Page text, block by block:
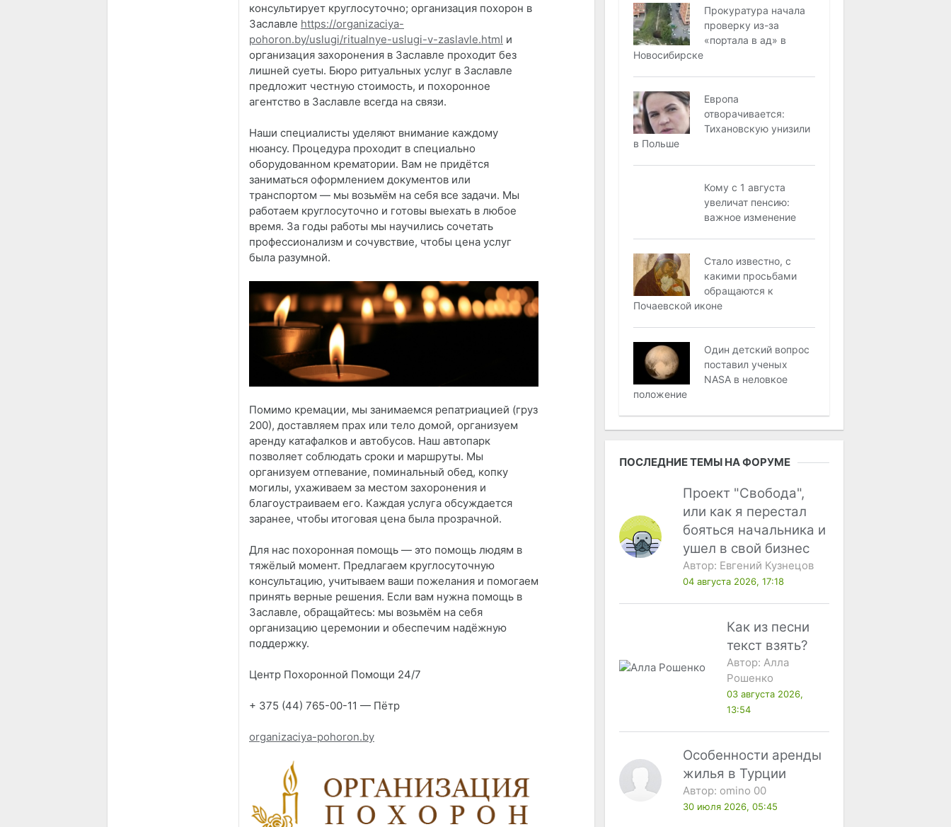
консультирует круглосуточно; организация похорон в
Заславле https://organizaciya-
pohoron.by/uslugi/ritualnye-uslugi-v-zaslavle.html и
организация захоронения в Заславле проходит без
лишней суеты. Бюро ритуальных услуг в Заславле
предложит честную стоимость, и похоронное
агентство в Заславле всегда на связи.
Наши специалисты уделяют внимание каждому
нюансу. Процедура проходит в специально
оборудованном крематории. Вам не придётся
заниматься оформлением документов или
транспортом — мы возьмём на себя все задачи. Мы
работаем круглосуточно и готовы выехать в любое
время. За годы работы мы научились сочетать
профессионализм и сочувствие, чтобы цена услуг
была разумной.
Помимо кремации, мы занимаемся репатриацией (груз
200), доставляем прах или тело домой, организуем
аренду катафалков и автобусов. Наш автопарк
позволяет соблюдать сроки и маршруты. Мы
организуем отпевание, поминальный обед, копку
могилы, ухаживаем за местом захоронения и
благоустраиваем его. Каждая услуга обсуждается
заранее, чтобы итоговая цена была прозрачной.
Для нас похоронная помощь — это помощь людям в
тяжёлый момент. Предлагаем круглосуточную
консультацию, учитываем ваши пожелания и помогаем
принять верные решения. Если вам нужна помощь в
Заславле, обращайтесь: мы возьмём на себя
организацию церемонии и обеспечим надёжную
поддержку.
Центр Похоронной Помощи 24/7
+ 375 (44) 765-00-11 — Пётр
organizaciya-pohoron.by
Прокуратура начала
проверку из-за
«портала в ад» в
Новосибирске
Европа
отворачивается:
Тихановскую унизили
в Польше
Кому с 1 августа
увеличат пенсию:
важное изменение
Стало известно, с
какими просьбами
обращаются к
Почаевской иконе
Один детский вопрос
поставил ученых
NASA в неловкое
положение
ПОСЛЕДНИЕ ТЕМЫ НА ФОРУМЕ
Проект "Свобода",
или как я перестал
бояться начальника и
ушел в свой бизнес
Автор: Евгений Кузнецов
04 августа 2026, 17:18
Как из песни
текст взять?
Автор:Алла
Рошенко
03 августа 2026,
13:54
Особенности аренды
жилья в Турции
Автор: omino 00
30 июля 2026, 05:45